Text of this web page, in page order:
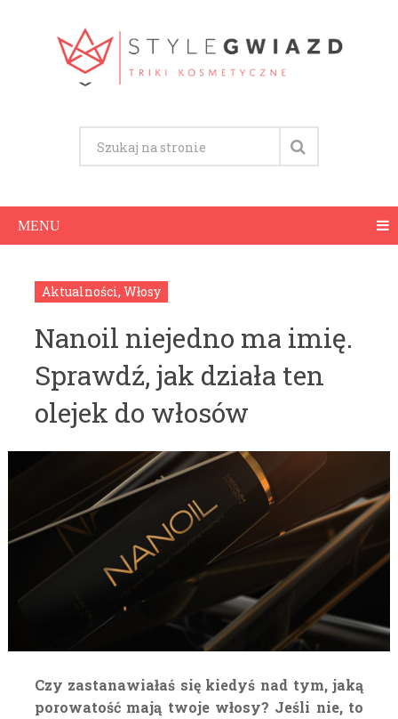
MENU
Aktualności, Włosy
Nanoil niejedno ma imię.
Sprawdź, jak działa ten
olejek do włosów
Czy zastanawiałaś się kiedyś nad tym, jaką
porowatość mają twoje włosy? Jeśli nie, to